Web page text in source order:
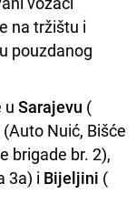
na tržištu i
pouzdanog
u Sarajevu (
(Auto Nuić, Bišće
brigade br. 2),
3a) i Bijeljini (